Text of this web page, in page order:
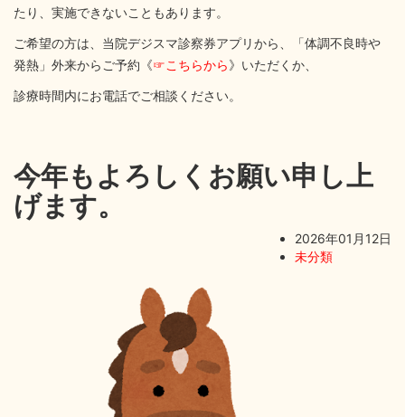
たり、実施できないこともあります。
ご希望の方は、当院デジスマ診察券アプリから、「体調不良時や
発熱」外来からご予約《☞こちらから》いただくか、
診療時間内にお電話でご相談ください。
今年もよろしくお願い申し上
げます。
2026年01月12日
未分類